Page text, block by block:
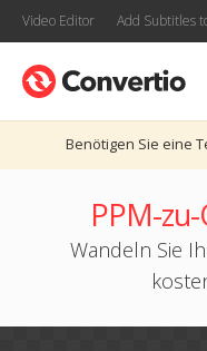
Video Editor Add Subtitles
Benötigen Sie eine
PPM-
Wandeln Sie